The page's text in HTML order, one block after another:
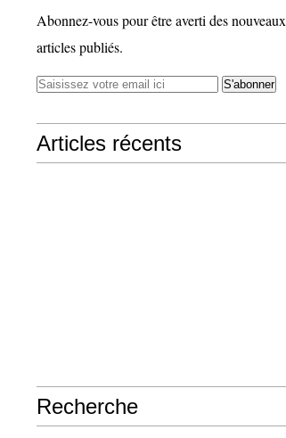
Abonnez-vous pour être averti des nouveaux
articles publiés.
Articles récents
Recherche